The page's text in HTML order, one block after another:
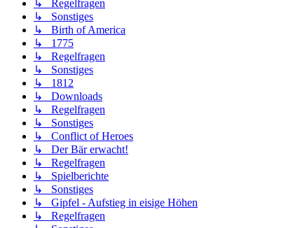
↳ Regelfragen
↳ Sonstiges
↳ Birth of America
↳ 1775
↳ Regelfragen
↳ Sonstiges
↳ 1812
↳ Downloads
↳ Regelfragen
↳ Sonstiges
↳ Conflict of Heroes
↳ Der Bär erwacht!
↳ Regelfragen
↳ Spielberichte
↳ Sonstiges
↳ Gipfel - Aufstieg in eisige Höhen
↳ Regelfragen